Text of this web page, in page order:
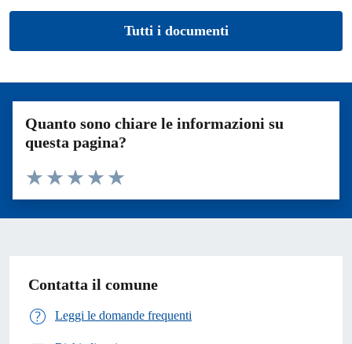
Tutti i documenti
Quanto sono chiare le informazioni su
questa pagina?
Contatta il comune
Leggi le domande frequenti